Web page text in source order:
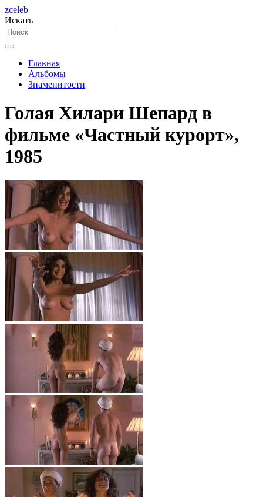
zceleb
Искать
Главная
Альбомы
Знаменитости
Голая Хилари Шепард в
фильме «Частный курорт»,
1985